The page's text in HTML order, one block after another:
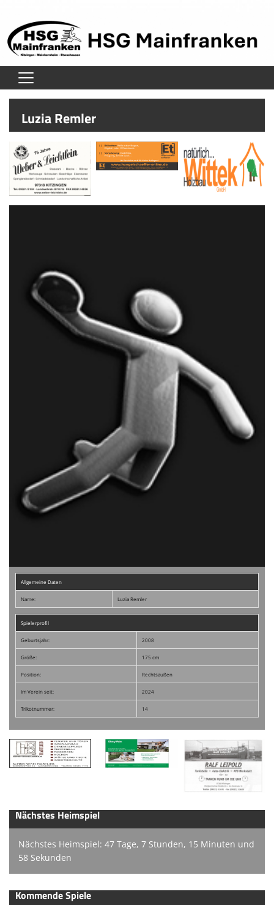
Home
Herren
Damen
Jugend
Online-Shop
Informationen
Luzia Remler
Allgemeine Daten
Name: Luzia Remler
Spielerprofil
Geburtsjahr: 2008
Größe: 175 cm
Position: Rechtsaußen
Im Verein seit: 2024
Trikotnummer: 14
Nächstes Heimspiel
Nächstes Heimspiel: 47 Tage, 7 Stunden, 15 Minuten und
58 Sekunden
Kommende Spiele